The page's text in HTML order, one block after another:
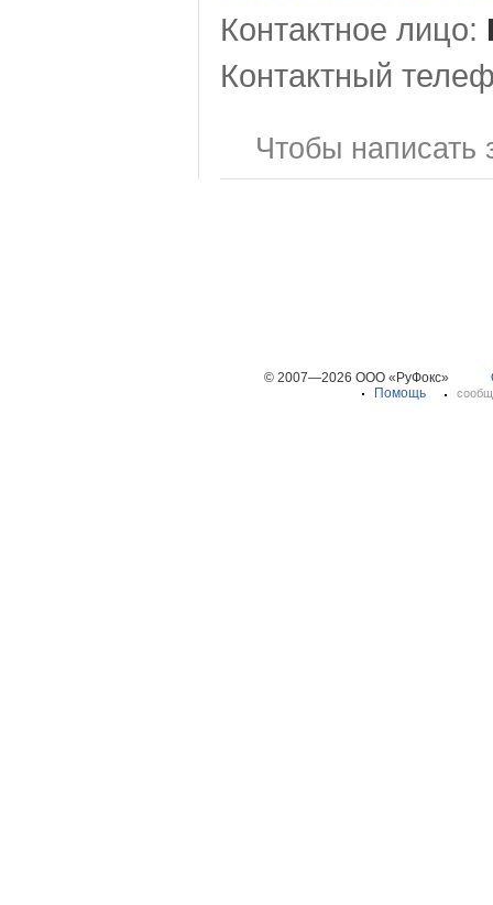
Контактное лицо:
Контактный
Чтобы
© 2007—2026 ООО «РуФокс»
Помощь